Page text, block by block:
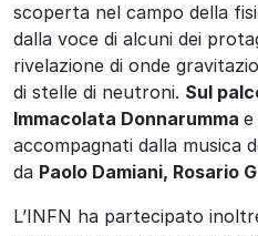
scoperta nel campo della
dalla voce di alcuni dei
rivelazione di onde
di stelle di neutroni. Sul
Immacolata Donnarumma e
accompagnati dalla musica
da Paolo Damiani, Rosario
L’INFN ha partecipato